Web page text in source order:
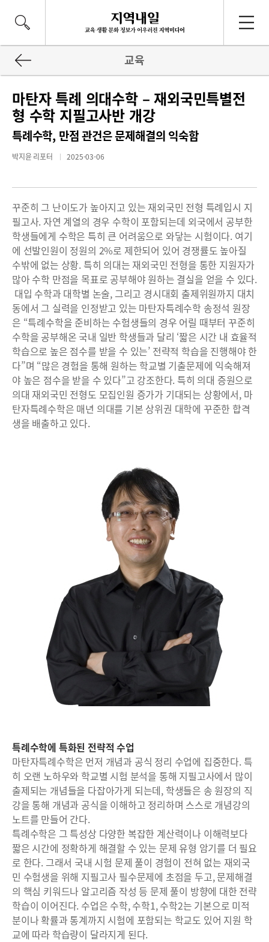
교육
마탄자 특례 의대수학 – 재외국민특별전
형 수학 지필고사반 개강
특례수학, 만점 관건은 문제해결의 익숙함
박지윤 리포터 2025-03-06
꾸준히 그 난이도가 높아지고 있는 재외국민 전형 특례입시 지
필고사. 자연 계열의 경우 수학이 포함되는데 외국에서 공부한
학생들에게 수학은 특히 큰 어려움으로 와닿는 시험이다. 여기
에 선발인원이 정원의 2%로 제한되어 있어 경쟁률도 높아질
수밖에 없는 상황. 특히 의대는 재외국민 전형을 통한 지원자가
많아 수학 만점을 목표로 공부해야 원하는 결실을 얻을 수 있다.
대입 수학과 대학별 논술, 그리고 경시대회 출제위원까지 대치
동에서 그 실력을 인정받고 있는 마탄자특례수학 송정석 원장
은 “특례수학을 준비하는 수험생들의 경우 어릴 때부터 꾸준히
수학을 공부해온 국내 일반 학생들과 달리 ‘짧은 시간 내 효율적
학습으로 높은 점수를 받을 수 있는’ 전략적 학습을 진행해야 한
다”며 “많은 경험을 통해 원하는 학교별 기출문제에 익숙해져
야 높은 점수을 받을 수 있다”고 강조한다. 특히 의대 증원으로
의대 재외국민 전형도 모집인원 증가가 기대되는 상황에서, 마
탄자특례수학은 매년 의대를 기본 상위권 대학에 꾸준한 합격
생을 배출하고 있다.
특례수학에 특화된 전략적 수업
마탄자특례수학은 먼저 개념과 공식 정리 수업에 집중한다. 특
히 오랜 노하우와 학교별 시험 분석을 통해 지필고사에서 많이
출제되는 개념들을 다잡아가게 되는데, 학생들은 송 원장의 직
강을 통해 개념과 공식을 이해하고 정리하며 스스로 개념강의
노트를 만들어 간다.
특례수학은 그 특성상 다양한 복잡한 계산력이나 이해력보다
짧은 시간에 정확하게 해결할 수 있는 문제 유형 암기를 더 필요
로 한다. 그래서 국내 시험 문제 풀이 경험이 전혀 없는 재외국
민 수험생을 위해 지필고사 필수문제에 초점을 두고, 문제해결
의 핵심 키워드나 알고리즘 작성 등 문제 풀이 방향에 대한 전략
학습이 이어진다. 수업은 수학, 수학1, 수학2는 기본으로 미적
분이나 확률과 통계까지 시험에 포함되는 학교도 있어 지원 학
교에 따라 학습량이 달라지게 된다.